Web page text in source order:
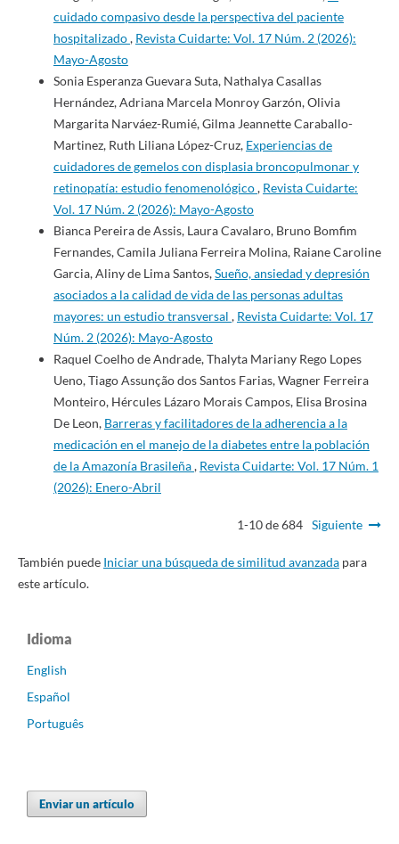
cuidado compasivo desde la perspectiva del paciente
hospitalizado, Revista Cuidarte: Vol. 17 Núm. 2 (2026):
Mayo-Agosto
Sonia Esperanza Guevara Suta, Nathalya Casallas
Hernández, Adriana Marcela Monroy Garzón, Olivia
Margarita Narváez-Rumié, Gilma Jeannette Caraballo-
Martinez, Ruth Liliana López-Cruz, Experiencias de
cuidadores de gemelos con displasia broncopulmonar y
retinopatía: estudio fenomenológico, Revista Cuidarte:
Vol. 17 Núm. 2 (2026): Mayo-Agosto
Bianca Pereira de Assis, Laura Cavalaro, Bruno Bomfim
Fernandes, Camila Juliana Ferreira Molina, Raiane Caroline
Garcia, Aliny de Lima Santos,Sueño, ansiedad y depresión
asociados a la calidad de vida de las personas adultas
mayores: un estudio transversal , Revista Cuidarte: Vol. 17
Núm. 2 (2026): Mayo-Agosto
Raquel Coelho de Andrade, Thalyta Mariany Rego Lopes
Ueno, Tiago Assunção dos Santos Farias, Wagner Ferreira
Monteiro, Hércules Lázaro Morais Campos, Elisa Brosina
De Leon, Barreras y facilitadores de la adherencia a la
medicación en el manejo de la diabetes entre la población
de la Amazonía Brasileña, Revista Cuidarte: Vol. 17 Núm. 1
(2026): Enero-Abril
1-10 de 684 Siguiente
También puede Iniciar una búsqueda de similitud avanzadapara
este artículo.
Idioma
English
Español
Português
Enviar un artículo